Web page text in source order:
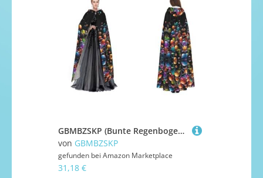
GBMBZSKP (Bunte Regenbogensterne) Halloween-Kapuzenumhang, Maskerade, Party, Cosplay, Kostüme, Ostern, Unisex, Vampir-Hexen-Umhang für Erwachsene
von GBMBZSKP
gefunden bei Amazon Marketplace
31,18 €